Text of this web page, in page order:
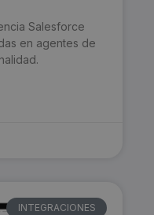
Salesforce
en agentes de
INTEGRACIONES